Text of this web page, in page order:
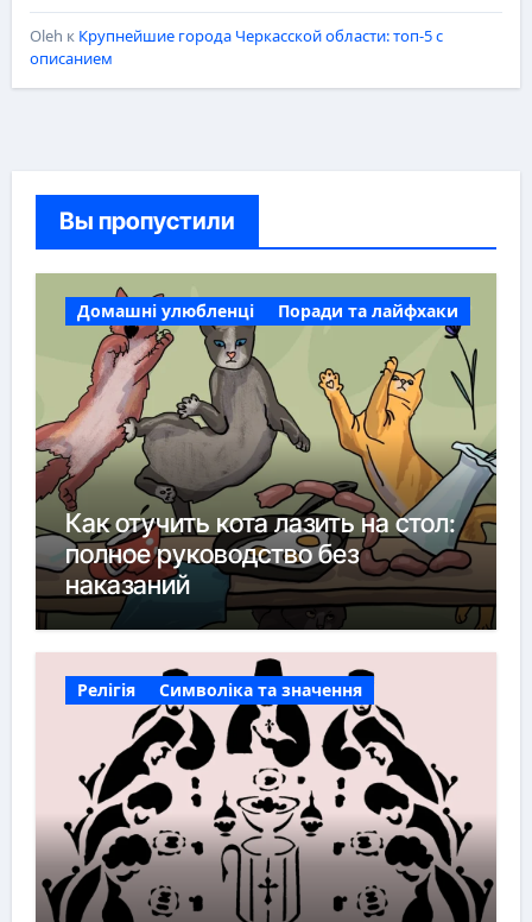
Oleh к Крупнейшие города Черкасской области: топ-5 с
описанием
Вы пропустили
Домашні улюбленці Поради та лайфхаки
Как отучить кота лазить на стол:
полное руководство без
наказаний
Релігія Символіка та значення